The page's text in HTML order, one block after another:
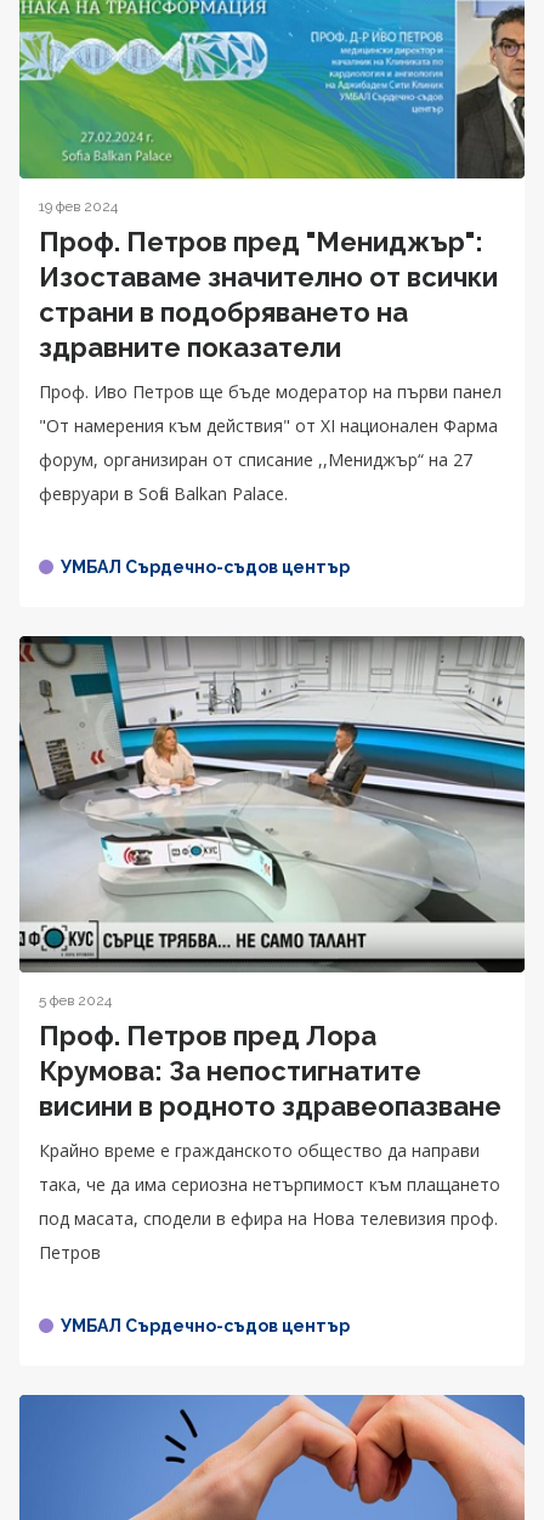
19 фев 2024
Проф. Петров пред "Мениджър":
Изоставаме значително от всички
страни в подобряването на
здравните показатели
Проф. Иво Петров ще бъде модератор на първи панел
"От намерения към действия" от XI национален Фарма
форум, организиран от списание ,,Мениджър“ на 27
февруари в Sofia Balkan Palace.
УМБАЛ Сърдечно-съдов център
5 фев 2024
Проф. Петров пред Лора
Крумова: За непостигнатите
висини в родното здравеопазване
Крайно време е гражданското общество да направи
така, че да има сериозна нетърпимост към плащането
под масата, сподели в ефира на Нова телевизия проф.
Петров
УМБАЛ Сърдечно-съдов център